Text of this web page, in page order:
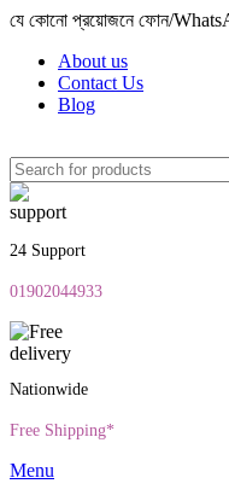
যে কোনো প্রয়োজনে ফোন/
About us
Contact Us
Blog
24 Support
01902044933
Nationwide
Free Shipping*
Menu